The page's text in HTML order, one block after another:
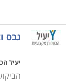
גבס
יעיל